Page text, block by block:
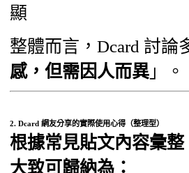
顯
整體而言，Dcard 討論
感，但需因人而異 」。
2. Dcard 網友分享的實際使用心得（整理型）
根據常見貼文內容彙
大致可歸納為：